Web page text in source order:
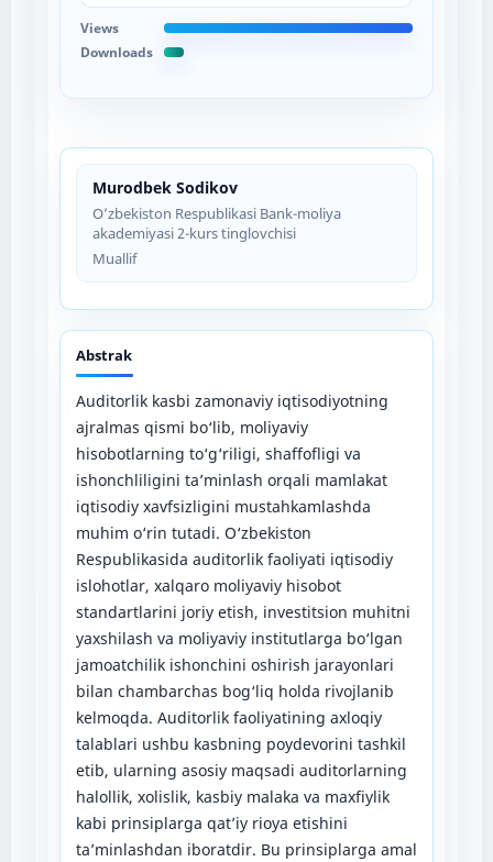
Murodbek Sodikov
O’zbekiston Respublikasi Bank-moliya
akademiyasi 2-kurs tinglovchisi
Muallif
Abstrak
Auditorlik kasbi zamonaviy iqtisodiyotning
ajralmas qismi bo‘lib, moliyaviy
hisobotlarning to‘g‘riligi, shaffofligi va
ishonchliligini ta’minlash orqali mamlakat
iqtisodiy xavfsizligini mustahkamlashda
muhim o‘rin tutadi. O‘zbekiston
Respublikasida auditorlik faoliyati iqtisodiy
islohotlar, xalqaro moliyaviy hisobot
standartlarini joriy etish, investitsion muhitni
yaxshilash va moliyaviy institutlarga bo‘lgan
jamoatchilik ishonchini oshirish jarayonlari
bilan chambarchas bog‘liq holda rivojlanib
kelmoqda. Auditorlik faoliyatining axloqiy
talablari ushbu kasbning poydevorini tashkil
etib, ularning asosiy maqsadi auditorlarning
halollik, xolislik, kasbiy malaka va maxfiylik
kabi prinsiplarga qat’iy rioya etishini
ta’minlashdan iboratdir. Bu prinsiplarga amal
Views
Downloads